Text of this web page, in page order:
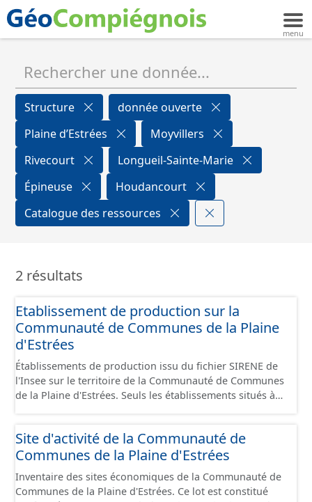
Structure
donnée ouverte
Plaine d’Estrées
Moyvillers
Rivecourt
Longueil-Sainte-Marie
Épineuse
Houdancourt
Catalogue des ressources
2 résultats
Etablissement de production sur la
Communauté de Communes de la Plaine
d'Estrées
Établissements de production issu du fichier SIRENE de
l'Insee sur le territoire de la Communauté de Communes
de la Plaine d'Estrées. Seuls les établissements situés à
conformément aux prescriptions du standard CNIG Sites
Économiques. Ce lot ne contient pas la référence aux
delà des prescriptions du CNIG se limitant aux SCI.
Site d'activité de la Communauté de
Communes de la Plaine d'Estrées
Inventaire des sites économiques de la Communauté de
Communes de la Plaine d'Estrées. Ce lot est constitué